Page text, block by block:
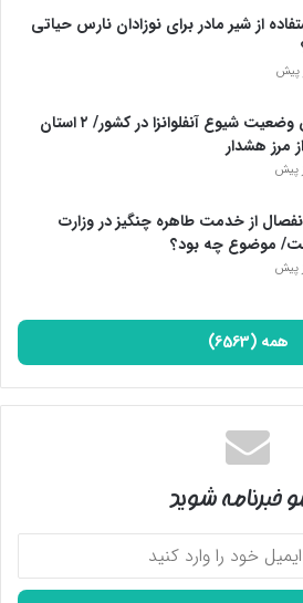
از شیر مادر برای نوزادان نارس حیاتی
آخرین وضعیت شیوع آنفلوانزا در کشور/ ۲ استان
از مرز هشدار
از خدمت طاهره چنگیز در وزارت
موضوع چه بود؟
همه (6563)
خبرنامه شوید